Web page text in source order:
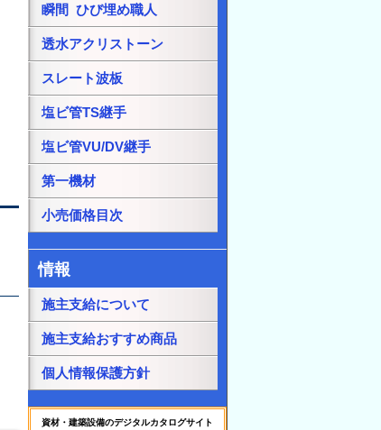
瞬間 ひび埋め職人
透水アクリストーン
スレート波板
塩ビ管TS継手
塩ビ管VU/DV継手
第一機材
小売価格目次
情報
施主支給について
施主支給おすすめ商品
個人情報保護方針
資材・建築設備のデジタルカタログサイト